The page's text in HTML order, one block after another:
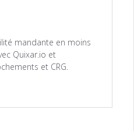
mandante en moins
Quixar.io et
et CRG.